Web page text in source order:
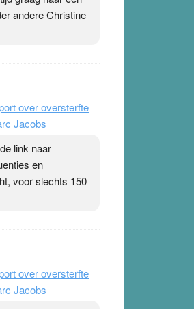
andere Christine
over oversterfte
Jacobs
link naar
en
voor slechts 150
over oversterfte
Jacobs